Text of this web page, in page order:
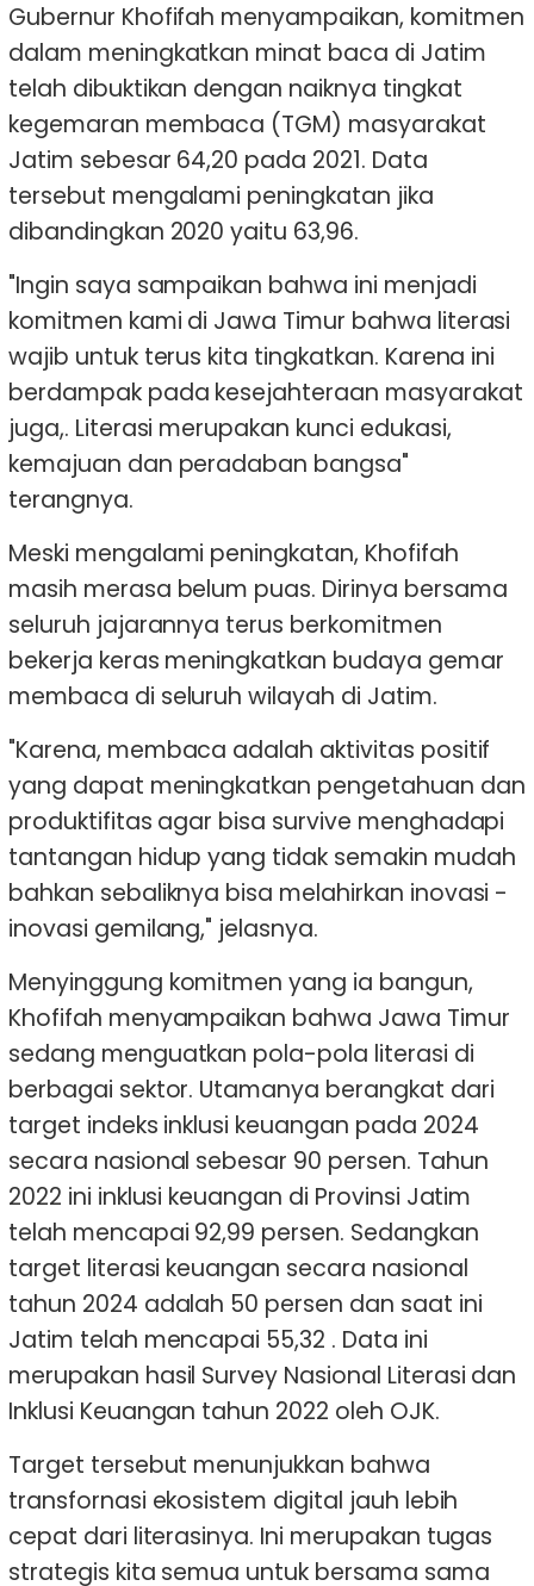
Gubernur Khofifah menyampaikan, komitmen
dalam meningkatkan minat baca di Jatim
telah dibuktikan dengan naiknya tingkat
kegemaran membaca (TGM) masyarakat
Jatim sebesar 64,20 pada 2021. Data
tersebut mengalami peningkatan jika
dibandingkan 2020 yaitu 63,96.
"Ingin saya sampaikan bahwa ini menjadi
komitmen kami di Jawa Timur bahwa literasi
wajib untuk terus kita tingkatkan. Karena ini
berdampak pada kesejahteraan masyarakat
juga,. Literasi merupakan kunci edukasi,
kemajuan dan peradaban bangsa"
terangnya.
Meski mengalami peningkatan, Khofifah
masih merasa belum puas. Dirinya bersama
seluruh jajarannya terus berkomitmen
bekerja keras meningkatkan budaya gemar
membaca di seluruh wilayah di Jatim.
"Karena, membaca adalah aktivitas positif
yang dapat meningkatkan pengetahuan dan
produktifitas agar bisa survive menghadapi
tantangan hidup yang tidak semakin mudah
bahkan sebaliknya bisa melahirkan inovasi -
inovasi gemilang," jelasnya.
Menyinggung komitmen yang ia bangun,
Khofifah menyampaikan bahwa Jawa Timur
sedang menguatkan pola-pola literasi di
berbagai sektor. Utamanya berangkat dari
target indeks inklusi keuangan pada 2024
secara nasional sebesar 90 persen. Tahun
2022 ini inklusi keuangan di Provinsi Jatim
telah mencapai 92,99 persen. Sedangkan
target literasi keuangan secara nasional
tahun 2024 adalah 50 persen dan saat ini
Jatim telah mencapai 55,32 . Data ini
merupakan hasil Survey Nasional Literasi dan
Inklusi Keuangan tahun 2022 oleh OJK.
Target tersebut menunjukkan bahwa
transfornasi ekosistem digital jauh lebih
cepat dari literasinya. Ini merupakan tugas
strategis kita semua untuk bersama sama